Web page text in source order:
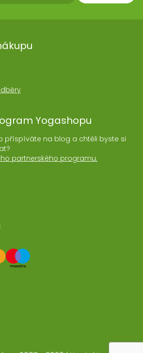
Yogashopu
příspíváte na blog a chtěli byste si
partnerského programu.